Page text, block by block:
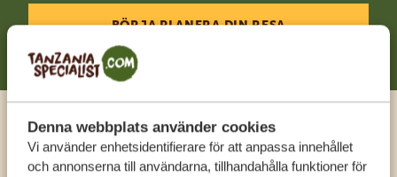
Denna webbplats använder cookies
Vi använder enhetsidentifierare för att anpassa innehållet
och annonserna till användarna, tillhandahålla funktioner för
BÖRJA PLANERA DIN RESA
Ring en expert